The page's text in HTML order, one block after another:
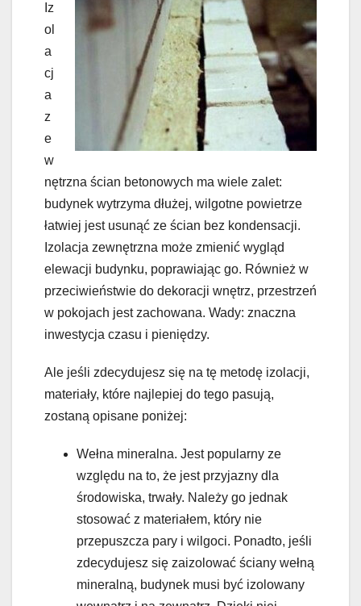
Iz
ol
a
cj
a
z
e
w
nętrzna ścian betonowych ma wiele zalet:
budynek wytrzyma dłużej, wilgotne powietrze
łatwiej jest usunąć ze ścian bez kondensacji.
Izolacja zewnętrzna może zmienić wygląd
elewacji budynku, poprawiając go. Również w
przeciwieństwie do dekoracji wnętrz, przestrzeń
w pokojach jest zachowana. Wady: znaczna
inwestycja czasu i pieniędzy.
Ale jeśli zdecydujesz się na tę metodę izolacji,
materiały, które najlepiej do tego pasują,
zostaną opisane poniżej:
Wełna mineralna. Jest popularny ze
względu na to, że jest przyjazny dla
środowiska, trwały. Należy go jednak
stosować z materiałem, który nie
przepuszcza pary i wilgoci. Ponadto, jeśli
zdecydujesz się zaizolować ściany wełną
mineralną, budynek musi być izolowany